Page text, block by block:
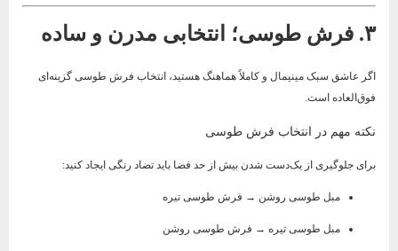
۳. فرش طوسی؛ انتخابی مدرن و ساده
اگر عاشق سبک مینیمال و کاملاً هماهنگ هستید، انتخاب فرش طوسی گزینه‌ای
فوق‌العاده است.
نکته مهم در انتخاب فرش طوسی
برای جلوگیری از یک‌دست شدن بیش از حد فضا باید تضاد رنگی ایجاد کنید:
مبل طوسی روشن → فرش طوسی تیره
مبل طوسی تیره → فرش طوسی روشن